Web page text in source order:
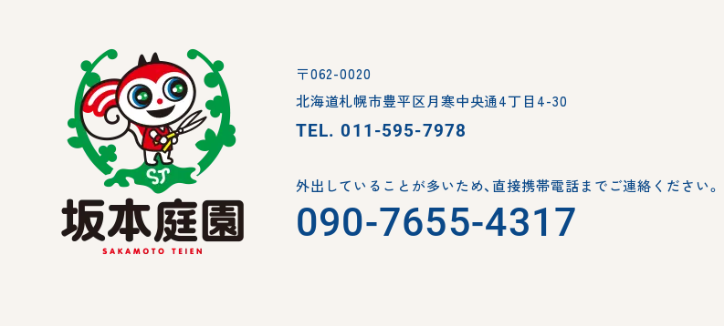
〒062-0020
北海道札幌市豊平区月寒中央通4丁目4-30
TEL.011-595-7978
外出していることが多いため、 直接携帯電話までご連絡ください。
090-7655-4317